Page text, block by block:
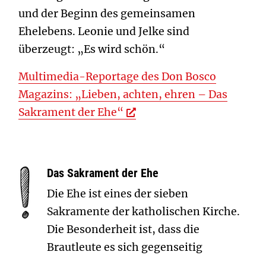
und der Beginn des gemeinsamen
Ehelebens. Leonie und Jelke sind
überzeugt: „Es wird schön.“
Multimedia-Reportage des Don Bosco
Magazins: „Lieben, achten, ehren – Das
Sakrament der Ehe“
Das Sakrament der Ehe
Die Ehe ist eines der sieben
Sakramente der katholischen Kirche.
Die Besonderheit ist, dass die
Brautleute es sich gegenseitig